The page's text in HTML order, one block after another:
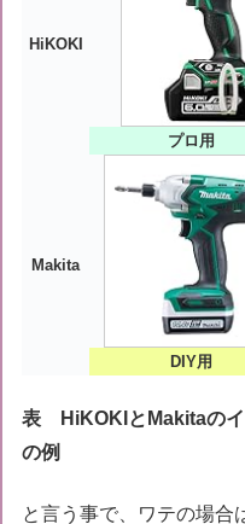
HiKOKI
プロ用
Makita
DIY用
表 HiKOKIとMakitaのイ
の例
と言う事で、ワテの場合